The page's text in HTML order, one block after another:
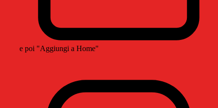
e poi "Aggiungi a Home"